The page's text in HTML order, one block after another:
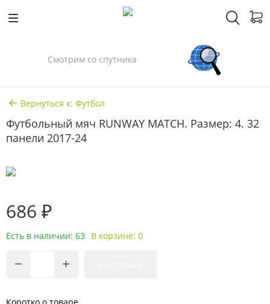
Смотрим со спутника
Вернуться к: Футбол
Футбольный мяч RUNWAY MATCH. Размер: 4. 32
панели 2017-24
686 ₽
Есть в наличии: 63 В корзине: 0